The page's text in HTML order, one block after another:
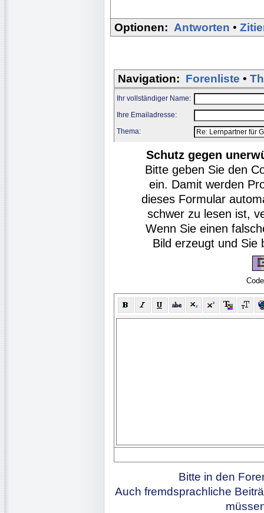
Optionen: Antworten •
Navigation: Forenliste •
Ihr vollständiger Name:
Ihre Emailadresse:
Thema:
Schutz gegen
Bitte geben Sie den
ein. Damit werden
dieses Formular
schwer zu lesen ist,
Wenn Sie einen
Bild erzeugt und Sie
Bitte in den
Auch fremdsprachliche